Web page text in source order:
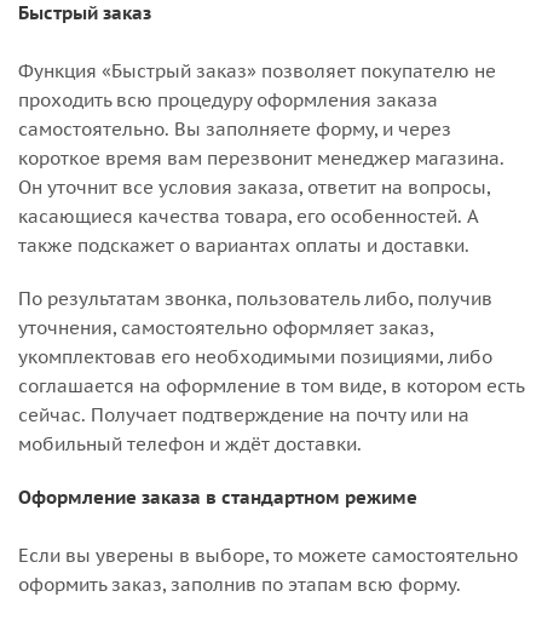
Быстрый заказ
Функция «Быстрый заказ» позволяет покупателю не
проходить всю процедуру оформления заказа
самостоятельно. Вы заполняете форму, и через
короткое время вам перезвонит менеджер магазина.
Он уточнит все условия заказа, ответит на вопросы,
касающиеся качества товара, его особенностей. А
также подскажет о вариантах оплаты и доставки.
По результатам звонка, пользователь либо, получив
уточнения, самостоятельно оформляет заказ,
укомплектовав его необходимыми позициями, либо
соглашается на оформление в том виде, в котором есть
сейчас. Получает подтверждение на почту или на
мобильный телефон и ждёт доставки.
Оформление заказа в стандартном режиме
Если вы уверены в выборе, то можете самостоятельно
оформить заказ, заполнив по этапам всю форму.